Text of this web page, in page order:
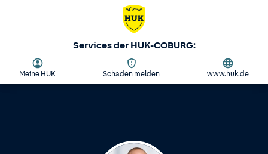
Services der HUK-COBURG:
Meine HUK Schaden melden www.huk.de